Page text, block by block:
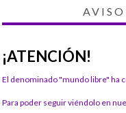
¡ATENCIÓN!
El denominado "mundo libre" ha
Para poder seguir viéndolo en